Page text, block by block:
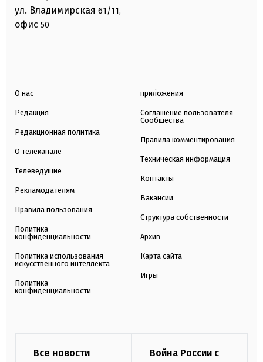
ул. Владимирская 61/11,
офис 50
О нас
Редакция
Редакционная политика
О телеканале
Телеведущие
Рекламодателям
Правила пользования
Политика
конфиденциальности
Политика использования
искусственного интеллекта
Политика
конфиденциальности
приложения
Соглашение пользователя
Сообщества
Правила комментирования
Техническая информация
Контакты
Вакансии
Структура собственности
Архив
Карта сайта
Игры
Все новости
Война России с